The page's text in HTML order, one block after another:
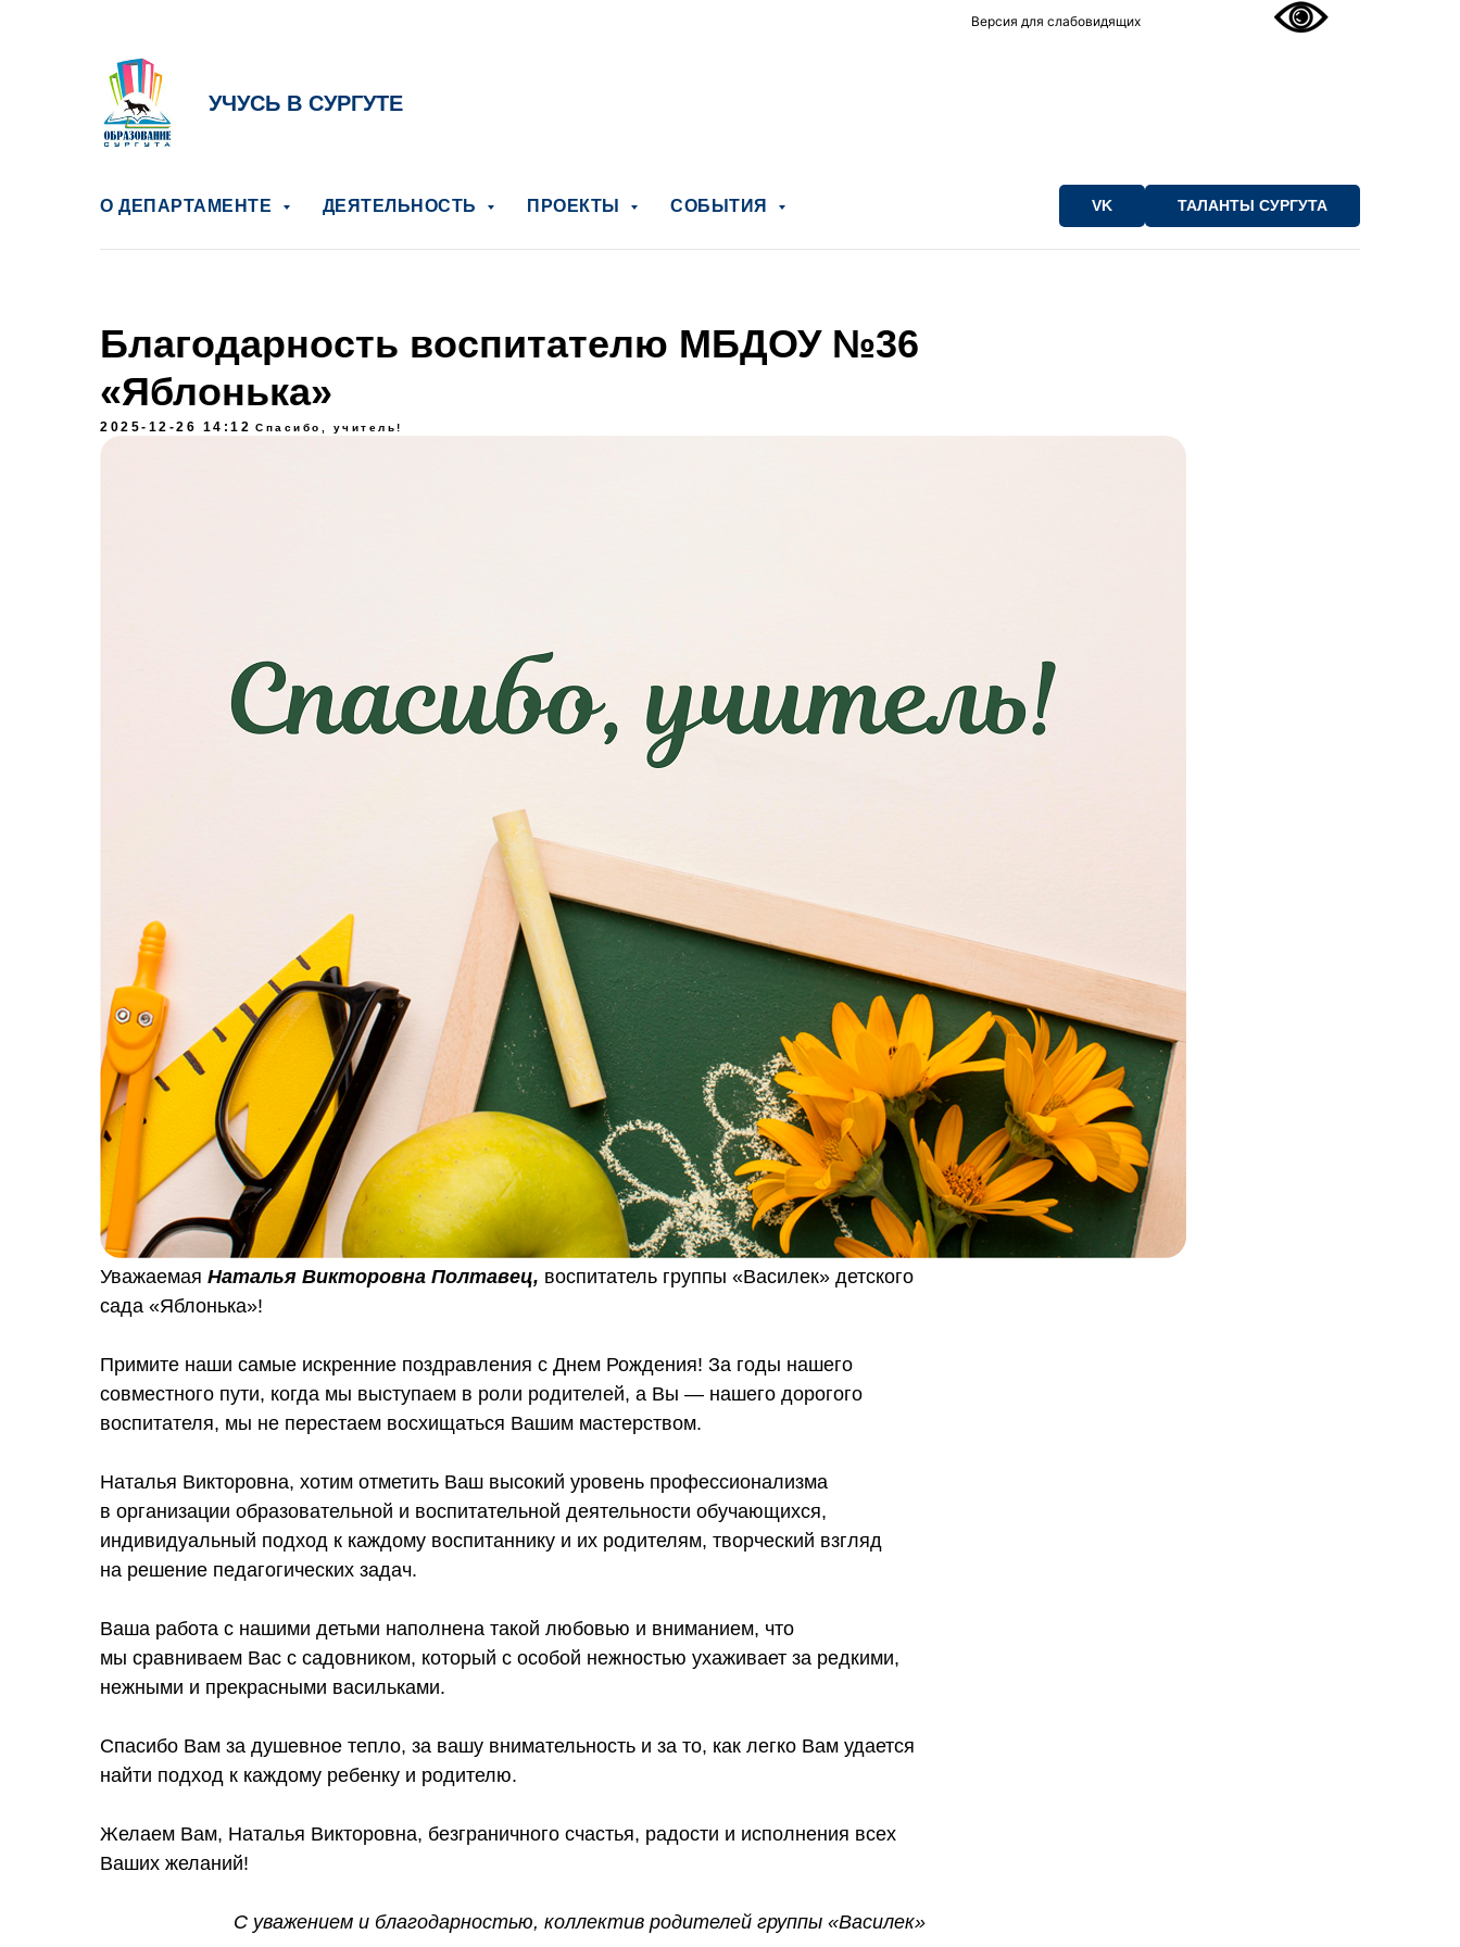
Версия для слабовидящих
УЧУСЬ В СУРГУТЕ
О ДЕПАРТАМЕНТЕ ДЕЯТЕЛЬНОСТЬ ПРОЕКТЫ СОБЫТИЯ VK ТАЛАНТЫ СУРГУТА
Благодарность воспитателю МБДОУ №36
«Яблонька»
2025-12-26 14:12 Спасибо, учитель!
Уважаемая Наталья Викторовна Полтавец, воспитатель группы «Василек» детского
сада «Яблонька»!
Примите наши самые искренние поздравления с Днем Рождения! За годы нашего
совместного пути, когда мы выступаем в роли родителей, а Вы — нашего дорогого
воспитателя, мы не перестаем восхищаться Вашим мастерством.
Наталья Викторовна, хотим отметить Ваш высокий уровень профессионализма
в организации образовательной и воспитательной деятельности обучающихся,
индивидуальный подход к каждому воспитаннику и их родителям, творческий взгляд
на решение педагогических задач.
Ваша работа с нашими детьми наполнена такой любовью и вниманием, что
мы сравниваем Вас с садовником, который с особой нежностью ухаживает за редкими,
нежными и прекрасными васильками.
Спасибо Вам за душевное тепло, за вашу внимательность и за то, как легко Вам удается
найти подход к каждому ребенку и родителю.
Желаем Вам, Наталья Викторовна, безграничного счастья, радости и исполнения всех
Ваших желаний!
С уважением и благодарностью, коллектив родителей группы «Василек»